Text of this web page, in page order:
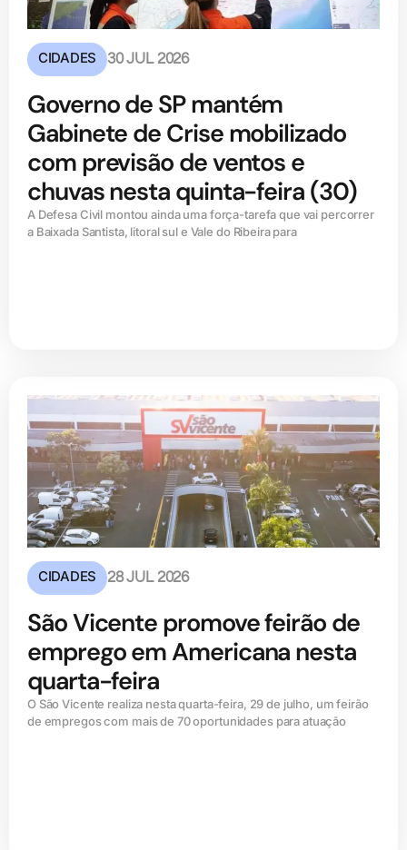
CIDADES 30 JUL 2026
Governo de SP mantém
Gabinete de Crise mobilizado
com previsão de ventos e
chuvas nesta quinta-feira (30)
A Defesa Civil montou ainda uma força-tarefa que vai percorrer
a Baixada Santista, litoral sul e Vale do Ribeira para
CIDADES 28 JUL 2026
São Vicente promove feirão de
emprego em Americana nesta
quarta-feira
O São Vicente realiza nesta quarta-feira, 29 de julho, um feirão
de empregos com mais de 70 oportunidades para atuação